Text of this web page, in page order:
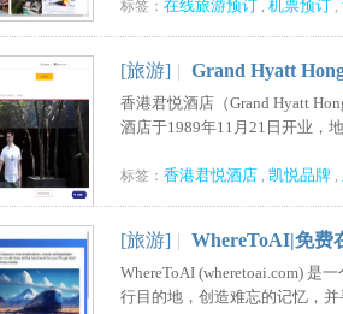
标签： 在线旅游预订 , 机票预订 ,
[旅游] | Grand Hyatt
香港君悦酒店（Grand Hyatt
酒店于1989年11月21日开业，
标签： 香港君悦酒店 , 凯悦品牌 ,
[旅游] | WhereToAI|免费
WhereToAI (wheretoai.com) 是
行目的地，创造难忘的记忆，